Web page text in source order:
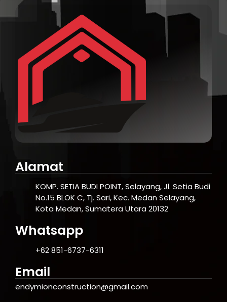
Alamat
KOMP. SETIA BUDI POINT, Selayang, Jl. Setia Budi
No.15 BLOK C, Tj. Sari, Kec. Medan Selayang,
Kota Medan, Sumatera Utara 20132
Whatsapp
+62 851-6737-6311
Email
endymionconstruction@gmail.com